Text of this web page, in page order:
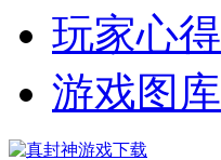
玩家心得
游戏图库